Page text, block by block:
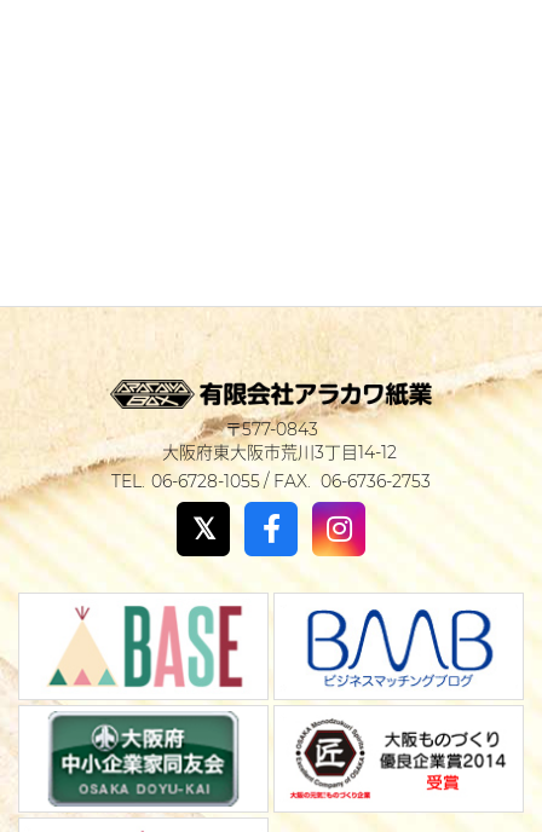
577-0843
大阪府東大阪市荒川3丁目14-12
06-6728-1055
06-6736-2753